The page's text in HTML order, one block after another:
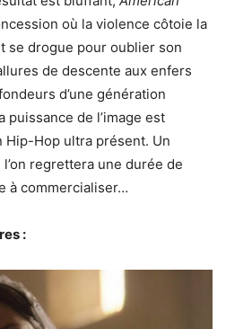
où la violence côtoie la
se drogue pour oublier son
de descente aux enfers
d’une génération
puissance de l’image est
Hip-Hop ultra présent. Un
regrettera une durée de
à commercialiser…
: